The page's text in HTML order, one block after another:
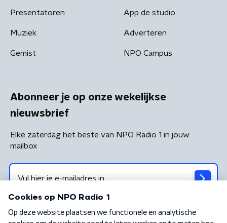
Presentatoren
Muziek
Gemist
App de studio
Adverteren
NPO Campus
Abonneer je op onze wekelijkse
nieuwsbrief
Elke zaterdag het beste van NPO Radio 1 in jouw
mailbox